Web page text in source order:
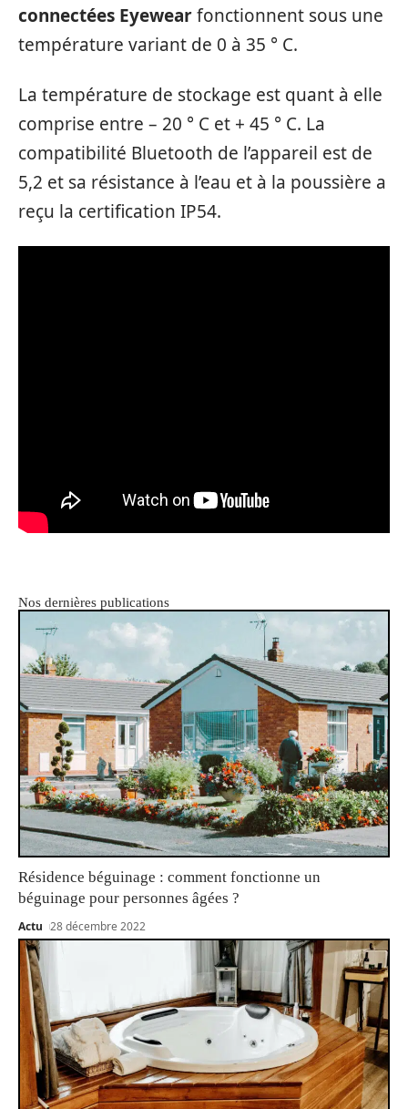
connectées Eyewearfonctionnent sous une
température variant de 0 à 35 ° C.
La température de stockage est quant à elle
comprise entre – 20 ° C et + 45 ° C. La
compatibilité Bluetooth de l’appareil est de
5,2 et sa résistance à l’eau et à la poussière a
reçu la certification IP54.
Nos dernières publications
Résidence béguinage : comment fonctionne un
béguinage pour personnes âgées ?
Actu 28 décembre 2022